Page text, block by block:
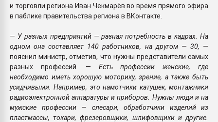
и торговли региона Иван Чекмарёв во время прямого эфира
в паблике правительства региона в ВКонтакте.
— У разных предприятий — разная потребность в кадрах. На
одном она составляет 140 работников, на другом — 30, —
пояснил министр, отметив, что нужны представители самых
разных профессий. — Есть профессии женские, где
необходимо иметь хорошую моторику, зрение, а также быть
усидчивыми. Например, это намотчики катушек, монтажники
радиоэлектронной аппаратуры и приборов. Нужны люди и на
мужские профессии — слесари, обработчики изделий из
пластмассы, токари, фрезеровщики, шлифовщики и другие.